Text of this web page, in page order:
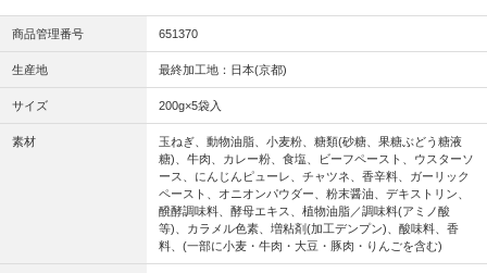
商品管理番号 651370
生産地 最終加工地：日本(京都)
サイズ 200g×5袋入
素材
玉ねぎ、動物油脂、小麦粉、糖類(砂糖、果糖ぶどう糖液
糖)、牛肉、カレー粉、食塩、ビーフペースト、ウスターソ
ース、にんじんピューレ、チャツネ、香辛料、ガーリック
ペースト、オニオンパウダー、粉末醤油、デキストリン、
醗酵調味料、酵母エキス、植物油脂／調味料(アミノ酸
等)、カラメル色素、増粘剤(加工デンプン)、酸味料、香
料、(一部に小麦・牛肉・大豆・豚肉・りんごを含む)